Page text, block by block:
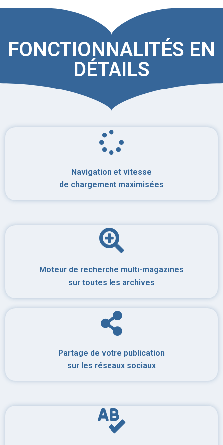
FONCTIONNALITÉS EN
DÉTAILS
Navigation et vitesse
de chargement maximisées
Moteur de recherche multi-magazines
sur toutes les archives
Partage de votre publication
sur les réseaux sociaux